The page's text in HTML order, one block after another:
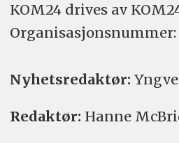
KOM24 drives av
Organisasjons­nummer:
Nyhetsredaktør:
Redaktør: Hanne